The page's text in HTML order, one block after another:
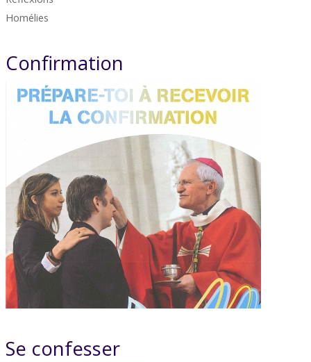
Homélies
Confirmation
Se confesser